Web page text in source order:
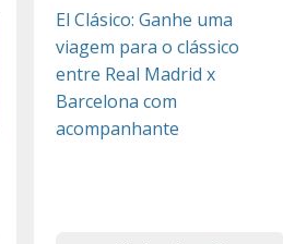
El Clásico: Ganhe uma
viagem para o clássico
entre Real Madrid x
Barcelona com
acompanhante